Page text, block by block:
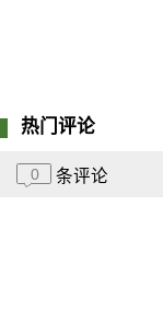
热门评论
0 条评论